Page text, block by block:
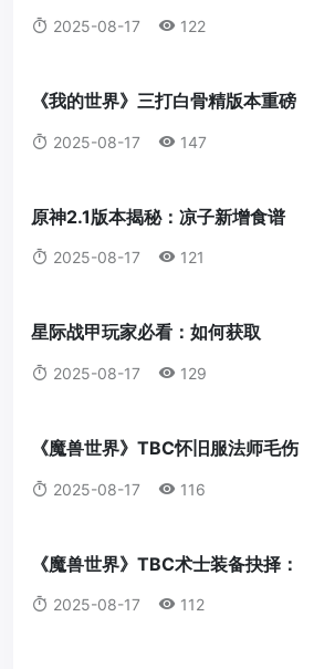
神2：重制版》符文之语最强搭配
指南
2025-08-17 122
《我的世界》三打白骨精版本重磅
来袭：天赋点系统全解析，打造属
于你的最强冒险者！
2025-08-17 147
原神2.1版本揭秘：凉子新增食谱
与隐藏料理全解析
2025-08-17 121
星际战甲玩家必看：如何获取
Gauss神器「迅发电浆炮」蓝图？
2025-08-17 129
《魔兽世界》TBC怀旧服法师毛伤
害全攻略：操作，意识与装备的完
美结合
2025-08-17 116
《魔兽世界》TBC术士装备抉择：
法打套还是T4套？这是你必须知道
的真相！
2025-08-17 112